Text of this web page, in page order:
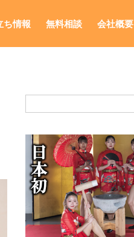
ち情報 無料相談 会社概要